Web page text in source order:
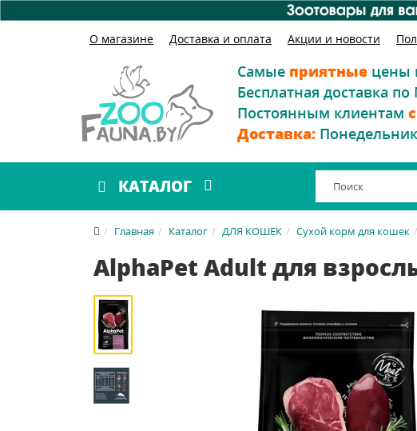
О магазине Доставка и оплата Акции и новости
Самые приятные цены
Бесплатная доставка
Постоянным клиентам
Доставка:
КАТАЛОГ
Главная Каталог ДЛЯ КОШЕК Сухой корм для кошек
AlphaPet Adult для